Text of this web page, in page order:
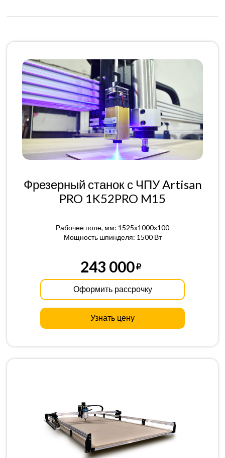
Фрезерный станок с ЧПУ Artisan
PRO 1K52PRO M15
Рабочее поле, мм: 1525x1000x100
Мощность шпинделя: 1500 Вт
243 000
Оформить рассрочку
Узнать цену